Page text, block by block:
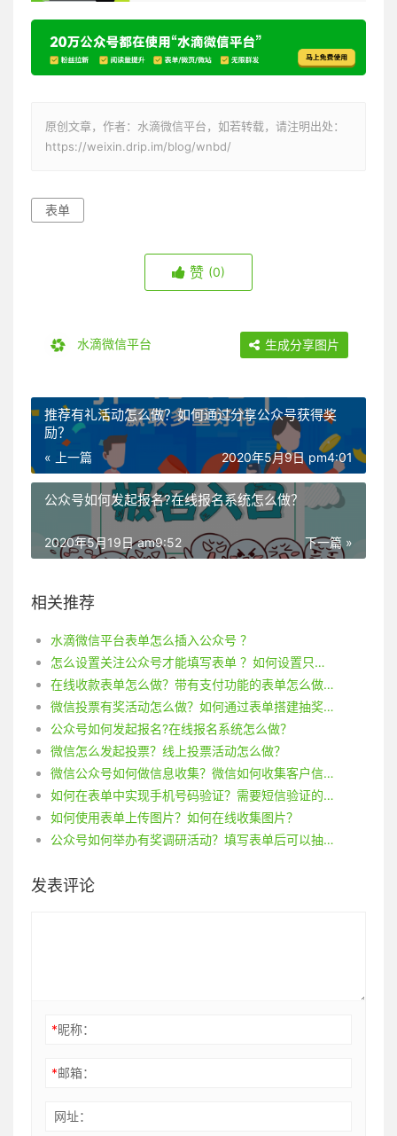
原创文章，作者：水滴微信平台，如若转载，请注明出处：
https://weixin.drip.im/blog/wnbd/
表单
赞 (0)
水滴微信平台 生成分享图片
推荐有礼活动怎么做？如何通过分享公众号获得奖
励？
« 上一篇 2020年5月9日 pm4:01
公众号如何发起报名?在线报名系统怎么做？
下一篇 »
2020年5月19日 am9:52
相关推荐
水滴微信平台表单怎么插入公众号 ？
怎么设置关注公众号才能填写表单 ？如何设置只有粉丝才能填写表单？
在线收款表单怎么做？带有支付功能的表单怎么做？
微信投票有奖活动怎么做？如何通过表单搭建抽奖系统？
公众号如何发起报名?在线报名系统怎么做？
微信怎么发起投票？线上投票活动怎么做？
微信公众号如何做信息收集？微信如何收集客户信息？
如何在表单中实现手机号码验证？需要短信验证的表单怎么做？
如何使用表单上传图片？如何在线收集图片？
公众号如何举办有奖调研活动？填写表单后可以抽奖吗？
发表评论
*昵称：
*邮箱：
网址：